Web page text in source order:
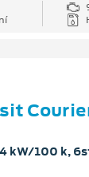
kW/100 k,